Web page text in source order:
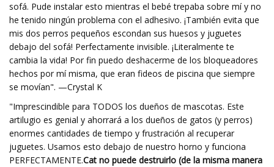
sofá. Pude instalar esto mientras el bebé trepaba sobre mí y no
he tenido ningún problema con el adhesivo. ¡También evita que
mis dos perros pequeños escondan sus huesos y juguetes
debajo del sofá! Perfectamente invisible. ¡Literalmente te
cambia la vida! Por fin puedo deshacerme de los bloqueadores
hechos por mí misma, que eran fideos de piscina que siempre
se movían". —Crystal K
"Imprescindible para TODOS los dueños de mascotas. Este
artilugio es genial y ahorrará a los dueños de gatos (y perros)
enormes cantidades de tiempo y frustración al recuperar
juguetes. Usamos esto debajo de nuestro horno y funciona
PERFECTAMENTE.Cat no puede destruirlo (de la misma manera